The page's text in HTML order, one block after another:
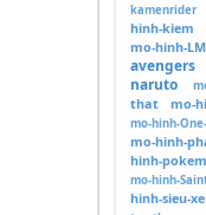
kamenrider
hinh-kiem
mo-hinh-
avengers
naruto
that
mo-
mo-hinh-
mo-hinh-
hinh-
mo-hinh-
hinh-sieu-xe